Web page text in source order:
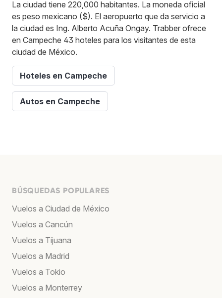
La ciudad tiene 220,000 habitantes. La moneda oficial
es peso mexicano ($). El aeropuerto que da servicio a
la ciudad es Ing. Alberto Acuña Ongay. Trabber ofrece
en Campeche 43 hoteles para los visitantes de esta
ciudad de México.
Hoteles en Campeche
Autos en Campeche
BÚSQUEDAS POPULARES
Vuelos a Ciudad de México
Vuelos a Cancún
Vuelos a Tijuana
Vuelos a Madrid
Vuelos a Tokio
Vuelos a Monterrey